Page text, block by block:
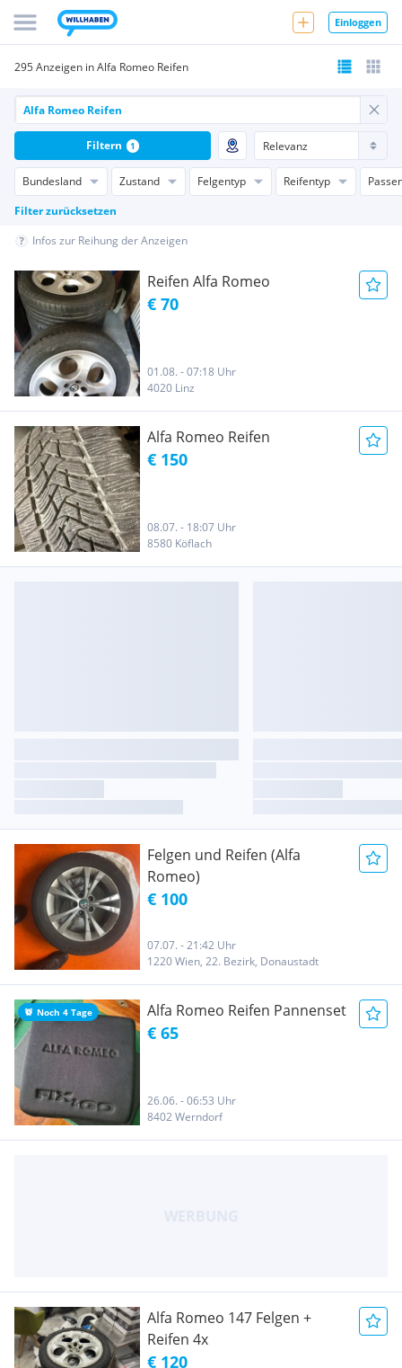
Einloggen
295 Anzeigen in Alfa Romeo Reifen
Bundesland Zustand Felgentyp Reifentyp
Filter zurücksetzen
Filtern 1
Infos zur Reihung der Anzeigen
Reifen Alfa Romeo
€ 70
01.08. - 07:18 Uhr
4020 Linz
Alfa Romeo Reifen
€ 150
08.07. - 18:07 Uhr
8580 Köflach
Felgen und Reifen (Alfa
Romeo)
€ 100
07.07. - 21:42 Uhr
1220 Wien, 22. Bezirk, Donaustadt
Noch 4 Tage Alfa Romeo Reifen Pannenset
€ 65
26.06. - 06:53 Uhr
8402 Werndorf
Alfa Romeo 147 Felgen +
Reifen 4x
€ 120